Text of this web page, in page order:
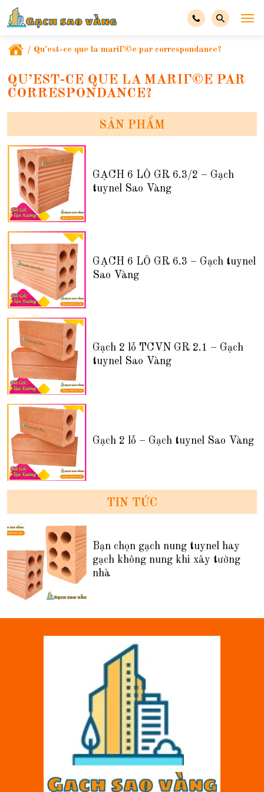
/ Qu'est-ce que la mariГ©e par correspondance?
QU’EST-CE QUE LA MARIГ©E PAR
CORRESPONDANCE?
SẢN PHẨM
GẠCH 6 LỖ GR 6.3/2 – Gạch
tuynel Sao Vàng
GẠCH 6 LỖ GR 6.3 – Gạch tuynel
Sao Vàng
Gạch 2 lỗ TCVN GR 2.1 – Gạch
tuynel Sao Vàng
Gạch 2 lỗ – Gạch tuynel Sao Vàng
TIN TỨC
Bạn chọn gạch nung tuynel hay
gạch không nung khi xây tường
nhà